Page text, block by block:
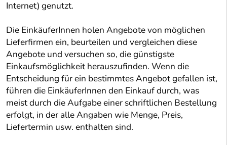
Internet) genutzt.
Die EinkäuferInnen holen Angebote von möglichen
Lieferfirmen ein, beurteilen und vergleichen diese
Angebote und versuchen so, die günstigste
Einkaufsmöglichkeit herauszufinden. Wenn die
Entscheidung für ein bestimmtes Angebot gefallen ist,
führen die EinkäuferInnen den Einkauf durch, was
meist durch die Aufgabe einer schriftlichen Bestellung
erfolgt, in der alle Angaben wie Menge, Preis,
Liefertermin usw. enthalten sind.